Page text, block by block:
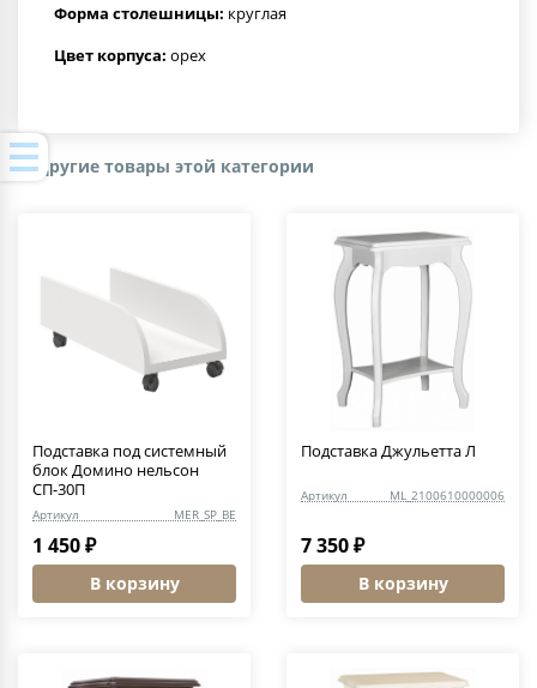
Форма столешницы: круглая
Цвет корпуса: орех
Другие товары этой категории
Подставка под системный
блок Домино нельсон
СП-30П
Артикул MER_SP_BE
1 450 ₽
В корзину
Подставка Джульетта Л
Артикул ML_2100610000006
7 350 ₽
В корзину